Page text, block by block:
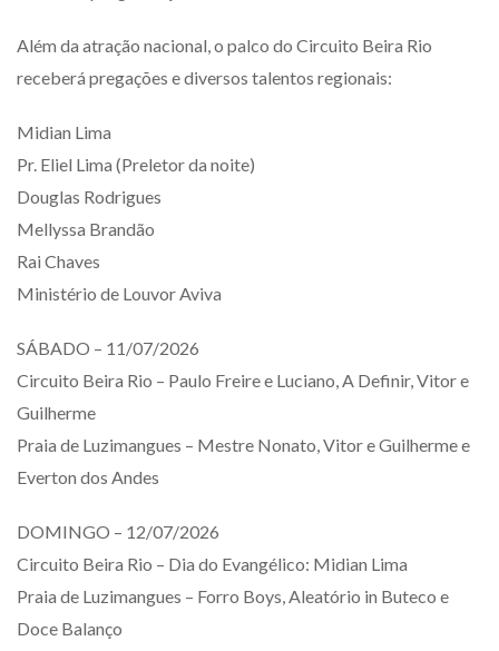
Além da atração nacional, o palco do Circuito Beira Rio
receberá pregações e diversos talentos regionais:
Midian Lima
Pr. Eliel Lima (Preletor da noite)
Douglas Rodrigues
Mellyssa Brandão
Rai Chaves
Ministério de Louvor Aviva
SÁBADO – 11/07/2026
Circuito Beira Rio – Paulo Freire e Luciano, A Definir, Vitor e
Guilherme
Praia de Luzimangues – Mestre Nonato, Vitor e Guilherme e
Everton dos Andes
DOMINGO – 12/07/2026
Circuito Beira Rio – Dia do Evangélico: Midian Lima
Praia de Luzimangues – Forro Boys, Aleatório in Buteco e
Doce Balanço